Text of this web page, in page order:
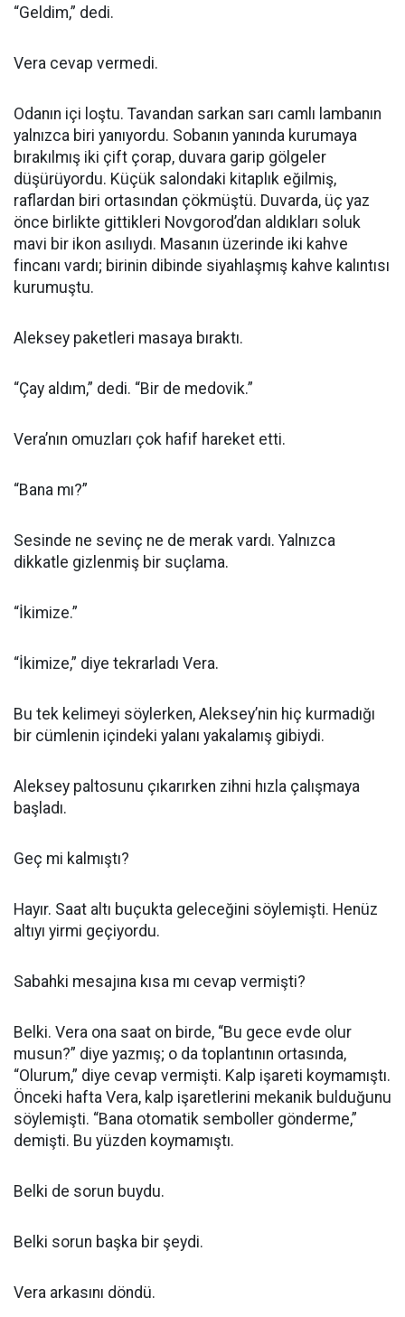
“Geldim,” dedi.
Vera cevap vermedi.
Odanın içi loştu. Tavandan sarkan sarı camlı lambanın
yalnızca biri yanıyordu. Sobanın yanında kurumaya
bırakılmış iki çift çorap, duvara garip gölgeler
düşürüyordu. Küçük salondaki kitaplık eğilmiş,
raflardan biri ortasından çökmüştü. Duvarda, üç yaz
önce birlikte gittikleri Novgorod’dan aldıkları soluk
mavi bir ikon asılıydı. Masanın üzerinde iki kahve
fincanı vardı; birinin dibinde siyahlaşmış kahve kalıntısı
kurumuştu.
Aleksey paketleri masaya bıraktı.
“Çay aldım,” dedi. “Bir de medovik.”
Vera’nın omuzları çok hafif hareket etti.
“Bana mı?”
Sesinde ne sevinç ne de merak vardı. Yalnızca
dikkatle gizlenmiş bir suçlama.
“İkimize.”
“İkimize,” diye tekrarladı Vera.
Bu tek kelimeyi söylerken, Aleksey’nin hiç kurmadığı
bir cümlenin içindeki yalanı yakalamış gibiydi.
Aleksey paltosunu çıkarırken zihni hızla çalışmaya
başladı.
Geç mi kalmıştı?
Hayır. Saat altı buçukta geleceğini söylemişti. Henüz
altıyı yirmi geçiyordu.
Sabahki mesajına kısa mı cevap vermişti?
Belki. Vera ona saat on birde, “Bu gece evde olur
musun?” diye yazmış; o da toplantının ortasında,
“Olurum,” diye cevap vermişti. Kalp işareti koymamıştı.
Önceki hafta Vera, kalp işaretlerini mekanik bulduğunu
söylemişti. “Bana otomatik semboller gönderme,”
demişti. Bu yüzden koymamıştı.
Belki de sorun buydu.
Belki sorun başka bir şeydi.
Vera arkasını döndü.